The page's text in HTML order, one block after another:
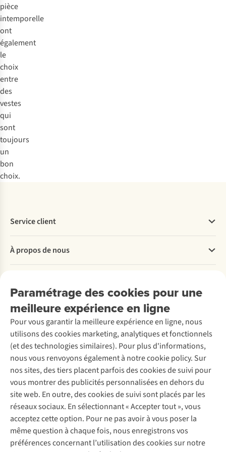
pièce
intemporelle
ont
également
le
choix
entre
des
vestes
qui
sont
toujours
un
bon
choix.
Paramétrage des cookies pour une
meilleure expérience en ligne
Pour vous garantir la meilleure expérience en ligne, nous
utilisons des cookies marketing, analytiques et fonctionnels
(et des technologies similaires). Pour plus d'informations,
nous vous renvoyons également à notre cookie policy. Sur
nos sites, des tiers placent parfois des cookies de suivi pour
vous montrer des publicités personnalisées en dehors du
site web. En outre, des cookies de suivi sont placés par les
réseaux sociaux. En sélectionnant « Accepter tout », vous
acceptez cette option. Pour ne pas avoir à vous poser la
même question à chaque fois, nous enregistrons vos
préférences concernant l’utilisation des cookies sur notre
Service client
Commander
Payer
Retourner
Rétractation d'une commande
Entretien & réparations
Garantie
Contactez-nous
À propos de nous
Entreprise responsable
À propos d’Ayacucho
Nos magasins
À propos d’A.S.Adventure
Déclaration d'accessibilité
Location / Location sports d’hiver
Seconde-main
Entretien de ski
Service de lavage
Entretien de chaussures
Réparation de chaussures
Réparation de vêtements
Retouches
Pour les entreprises
Découvrez
A.S.Magazine
Explore Camp
Gear Check
Expertise & conseils
Abonnez-vous à la newsletter
Suivez-nous